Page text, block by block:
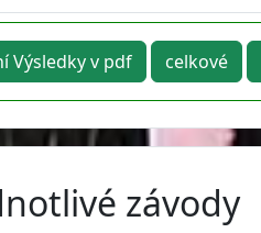
Výsledky v pdf celkové
závody